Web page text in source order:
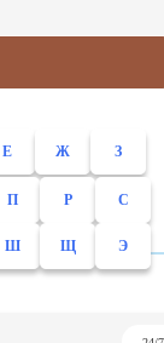
Е Ж З
П Р С
Ш Щ Э